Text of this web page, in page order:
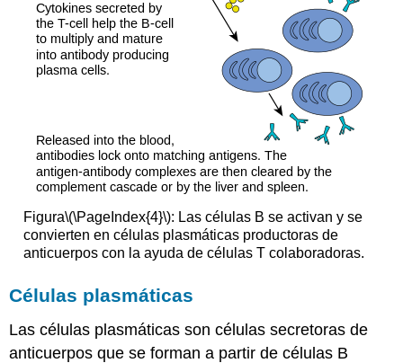
Figura\(\PageIndex{4}\): Las células B se activan y se
convierten en células plasmáticas productoras de
anticuerpos con la ayuda de células T colaboradoras.
Células plasmáticas
Las células plasmáticas son células secretoras de
anticuerpos que se forman a partir de células B